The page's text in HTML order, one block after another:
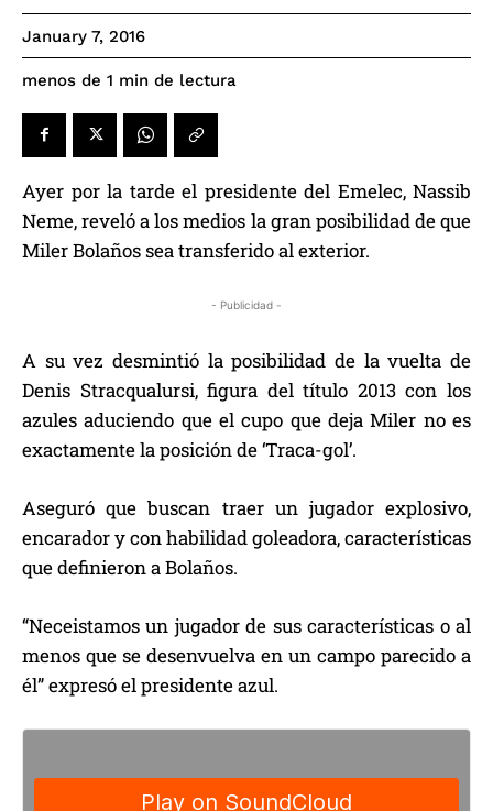
January 7, 2016
menos de 1 min de lectura
Ayer por la tarde el presidente del Emelec, Nassib
Neme, reveló a los medios la gran posibilidad de que
Miler Bolaños sea transferido al exterior.
- Publicidad -
A su vez desmintió la posibilidad de la vuelta de
Denis Stracqualursi, figura del título 2013 con los
azules aduciendo que el cupo que deja Miler no es
exactamente la posición de ‘Traca-gol’.
Aseguró que buscan traer un jugador explosivo,
encarador y con habilidad goleadora, características
que definieron a Bolaños.
“Neceistamos un jugador de sus características o al
menos que se desenvuelva en un campo parecido a
él” expresó el presidente azul.